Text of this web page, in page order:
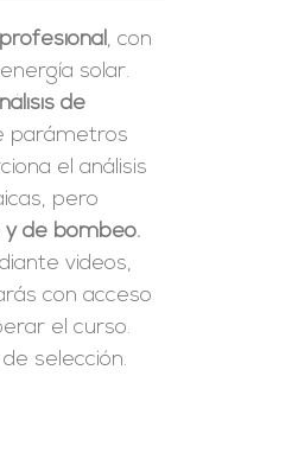
, con
solar.
de
parámetros
el análisis
pero
de bombeo.
videos,
con acceso
el curso.
selección.